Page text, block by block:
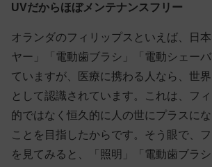
UVだからほぼメンテナンスフリー
オランダのフィリップスといえば、日
ヤー」「電動歯ブラシ」「電動シェー
ていますが、医療に携わる人なら、世
として認識されています。これは、フ
的ではなく恒久的に人の世にプラスに
ことを目指したからです。そう眼で、
を見てみると、「照明」「電動歯ブラ